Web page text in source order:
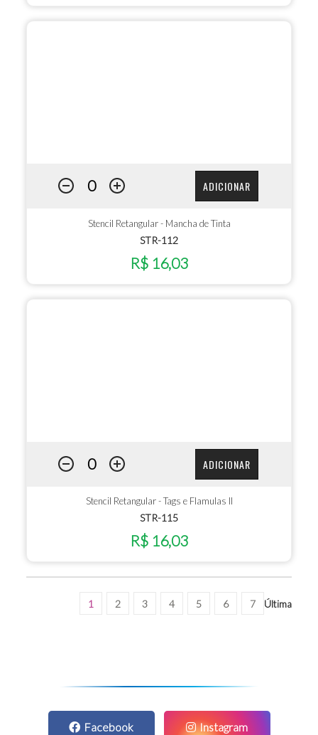
ADICIONAR
Stencil Retangular - Mancha de Tinta
STR-112
R$ 16,03
ADICIONAR
Stencil Retangular - Tags e Flamulas II
STR-115
R$ 16,03
1 2 3 4 5 6 7 Última
Facebook Instagram